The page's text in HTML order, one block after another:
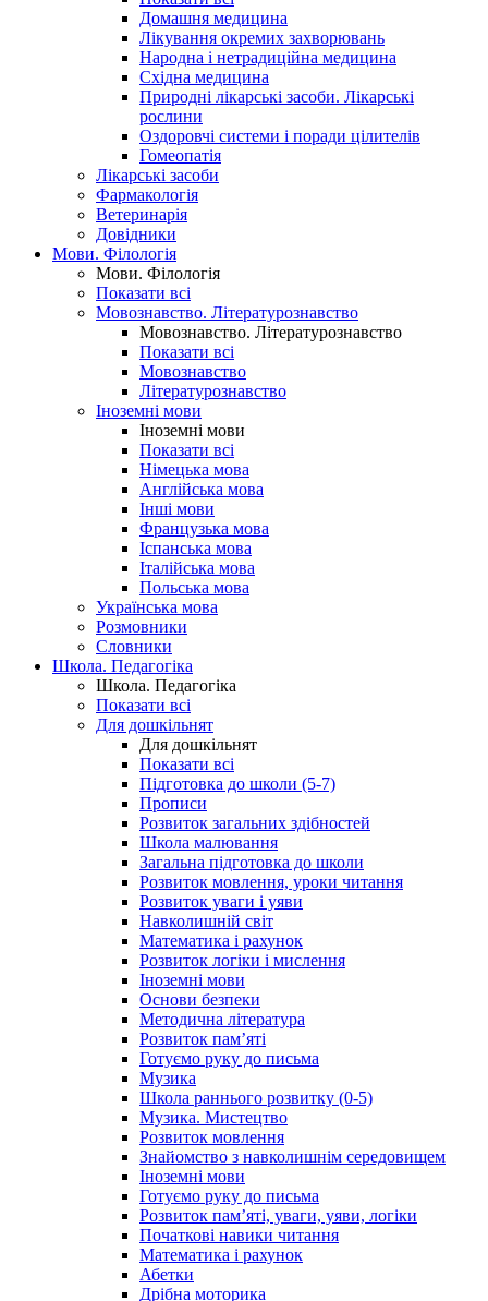
Домашня медицина
Лікування окремих захворювань
Народна і нетрадиційна медицина
Східна медицина
Природні лікарські засоби. Лікарські
рослини
Оздоровчі системи і поради цілителів
Гомеопатія
Лікарські засоби
Фармакологія
Ветеринарія
Довідники
Мови. Філологія
Мови. Філологія
Показати всі
Мовознавство. Літературознавство
Мовознавство. Літературознавство
Показати всі
Мовознавство
Літературознавство
Іноземні мови
Іноземні мови
Показати всі
Німецька мова
Англійська мова
Інші мови
Французька мова
Іспанська мова
Італійська мова
Польська мова
Українська мова
Розмовники
Словники
Школа. Педагогіка
Школа. Педагогіка
Показати всі
Для дошкільнят
Для дошкільнят
Показати всі
Підготовка до школи (5-7)
Прописи
Розвиток загальних здібностей
Школа малювання
Загальна підготовка до школи
Розвиток мовлення, уроки читання
Розвиток уваги і уяви
Навколишній світ
Математика і рахунок
Розвиток логіки і мислення
Іноземні мови
Основи безпеки
Методична література
Розвиток пам’яті
Готуємо руку до письма
Музика
Школа раннього розвитку (0-5)
Музика. Мистецтво
Розвиток мовлення
Знайомство з навколишнім середовищем
Іноземні мови
Готуємо руку до письма
Розвиток пам’яті, уваги, уяви, логіки
Початкові навики читання
Математика і рахунок
Абетки
Дрібна моторика